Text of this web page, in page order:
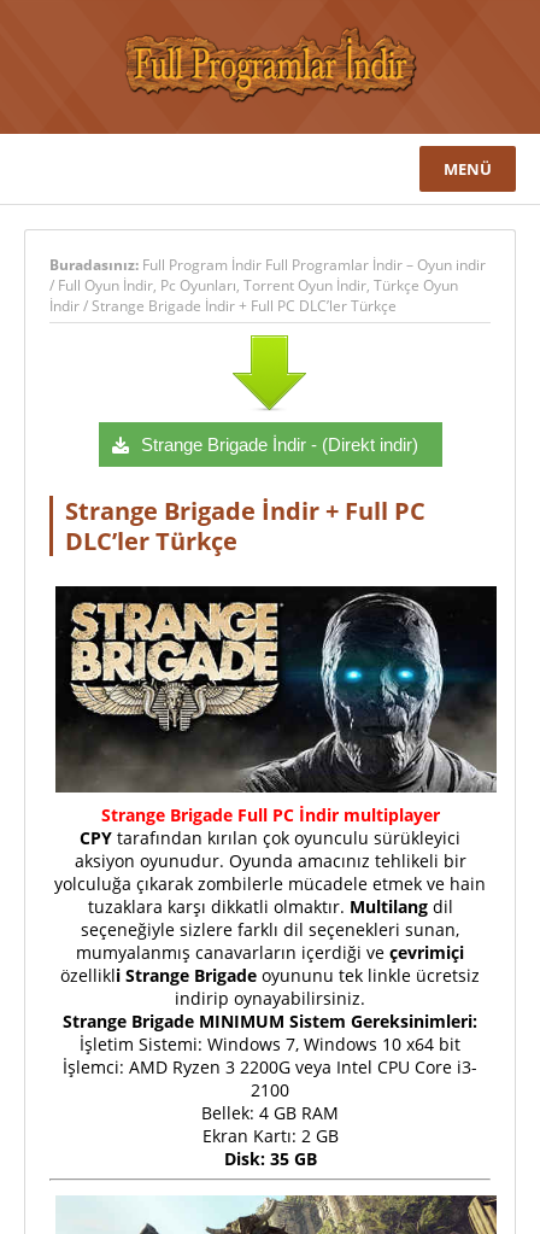
MENÜ
Buradasınız: Full Program İndir Full Programlar İndir – Oyun indir
/ Full Oyun İndir, Pc Oyunları, Torrent Oyun İndir, Türkçe Oyun
İndir/Strange Brigade İndir + Full PC DLC’ler Türkçe
Strange Brigade İndir - (Direkt indir)
Strange Brigade İndir + Full PC
DLC’ler Türkçe
Strange Brigade Full PC İndir multiplayer
CPY tarafından kırılan çok oyunculu sürükleyici
aksiyon oyunudur. Oyunda amacınız tehlikeli bir
yolculuğa çıkarak zombilerle mücadele etmek ve hain
tuzaklara karşı dikkatli olmaktır. Multilangdil
seçeneğiyle sizlere farklı dil seçenekleri sunan,
mumyalanmış canavarların içerdiği ve çevrimiçi
özellikli Strange Brigade oyununu tek linkle ücretsiz
indirip oynayabilirsiniz.
Strange Brigade MINIMUM Sistem Gereksinimleri:
İşletim Sistemi: Windows 7, Windows 10 x64 bit
İşlemci: AMD Ryzen 3 2200G veya Intel CPU Core i3-
2100
Bellek: 4 GB RAM
Ekran Kartı: 2 GB
Disk: 35 GB